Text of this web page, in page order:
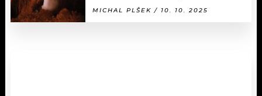
MICHAL PLŠEK / 10. 10. 2025